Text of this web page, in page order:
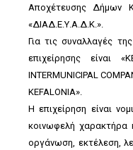
Αποχέτευσης Δήμων
«ΔΙΑΔ.Ε.Υ.Α.Δ.Κ.».
Για τις συναλλαγές
επιχείρησης είναι
INTERMUNICIPAL
KEFALONIA».
Η επιχείρηση είναι
κοινωφελή χαρακτήρα
οργάνωση, εκτέλεση,